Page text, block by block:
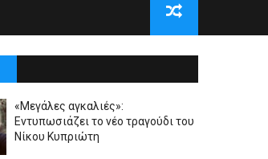
«Μεγάλες αγκαλιές»:
Εντυπωσιάζει το νέο τραγούδι του
Νίκου Κυπριώτη